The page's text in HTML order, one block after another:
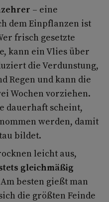
– eine
dem Einpflanzen ist
frisch gesetzte
kann ein Vlies über
die Verdunstung,
Regen und kann die
Wochen vorziehen.
dauerhaft scheint,
werden, damit
bildet.
leicht aus,
gleichmäßig
besten gießt man
die größten Feinde